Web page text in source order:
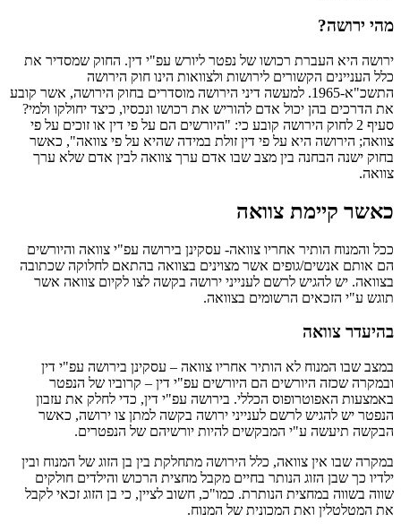
מהי ירושה?
ירושה היא העברת רכושו של נפטר ליורש עפ"י דין. החוק שמסדיר את
כלל העניינים הקשורים לירושות ולצוואות הינו חוק הירושה
התשכ"א-1965. למעשה דיני הירושה מוסדרים בחוק הירושה, אשר קובע
את הדרכים בהן יכול אדם להוריש את רכושו ונכסיו, כיצד יחולקו ולמי?
סעיף 2 לחוק הירושה קובע כי: "היורשים הם על פי דין או זוכים על פי
צוואה; הירושה היא על פי דין זולת במידה שהיא על פי צוואה", כאשר
בחוק ישנה הבחנה בין מצב שבו אדם ערך צוואה לבין אדם שלא ערך
צוואה.
כאשר קיימת צוואה
ככל והמנוח הותיר אחריו צוואה- עסקינן בירושה עפ"י צוואה והיורשים
הם אותם אנשים/גופים אשר מצוינים בצוואה בהתאם לחלוקה שכתובה
בצוואה. יש להגיש לרשם לענייני ירושה בקשה לצו לקיום צוואה אשר
תוגש ע"י הזכאים הרשומים בצוואה.
בהיעדר צוואה
במצב שבו המנוח לא הותיר אחריו צוואה – עסקינן בירושה עפ"י דין
ובמקרה שכזה היורשים הם היורשים עפ"י דין – קרוביו של הנפטר
באמצעות האפוטרופוס הכללי. בירושה עפ"י דין, כדי לחלק את עזבון
הנפטר יש להגיש לרשם לענייני ירושה בקשה למתן צו ירושה, כאשר
הבקשה תיעשה ע"י המבקשים להיות יורשיהם של הנפטרים.
במקרה שבו אין צוואה, כלל הירושה מתחלקת בין בן הזוג של המנוח ובין
ילדיו כך שבן הזוג הנותר בחיים מקבל מחצית הרכוש והילדים חולקים
שווה בשווה במחצית הנותרת. כמו"כ, חשוב לציין, כי בן הזוג זכאי לקבל
את המטלטלין ואת המכונית של המנוח.